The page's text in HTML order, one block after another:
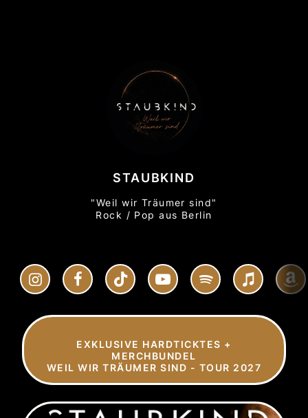
STAUBKIND
"Weil wir Träumer sind"
Rock / Pop aus Berlin
EXKLUSIVE HARDTICKTES +
MERCHBUNDEL
WEIL WIR TRÄUMER SIND - TOUR 2027